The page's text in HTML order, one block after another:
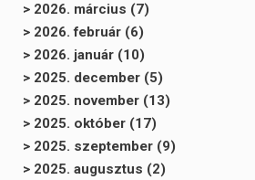
> 2026. március (7)
> 2026. február (6)
> 2026. január (10)
> 2025. december (5)
> 2025. november (13)
> 2025. október (17)
> 2025. szeptember (9)
> 2025. augusztus (2)